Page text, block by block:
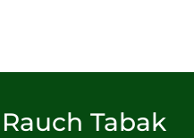
Rauch Tabak